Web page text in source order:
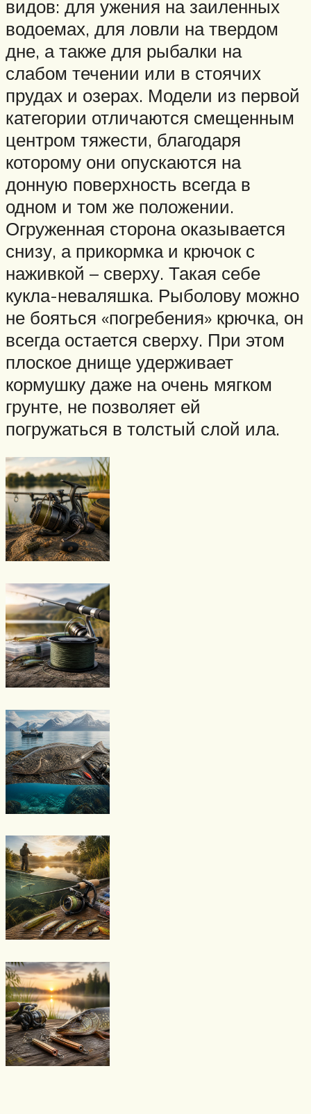
видов: для ужения на заиленных
водоемах, для ловли на твердом
дне, а также для рыбалки на
слабом течении или в стоячих
прудах и озерах. Модели из первой
категории отличаются смещенным
центром тяжести, благодаря
которому они опускаются на
донную поверхность всегда в
одном и том же положении.
Огруженная сторона оказывается
снизу, а прикормка и крючок с
наживкой – сверху. Такая себе
кукла-неваляшка. Рыболову можно
не бояться «погребения» крючка, он
всегда остается сверху. При этом
плоское днище удерживает
кормушку даже на очень мягком
грунте, не позволяет ей
погружаться в толстый слой ила.